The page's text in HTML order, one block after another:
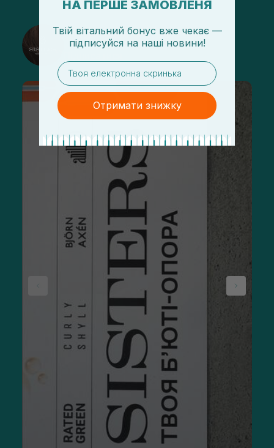
@sisters_stelmakh в Instagram
НА ПЕРШЕ ЗАМОВЛЕНЯ
Твій вітальний бонус вже чекає —
підписуйся на наші новини!
email
Отримати знижку